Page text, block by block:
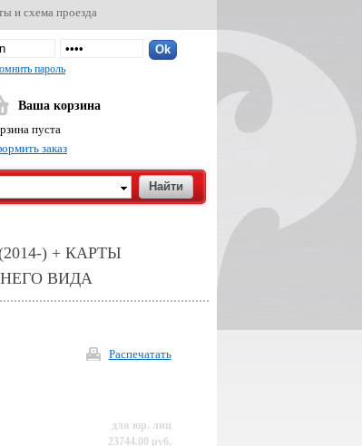
и схема проезда
пароль
Ваша корзина
пуста
заказ
) + КАРТЫ
ВИДА
Распечатать
для юр. лиц
23744.00 руб.